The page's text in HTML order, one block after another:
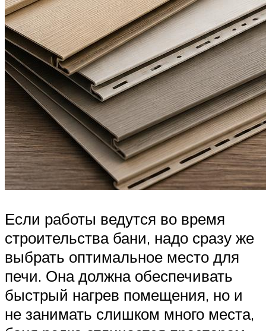
Если работы ведутся во время
строительства бани, надо сразу же
выбрать оптимальное место для
печи. Она должна обеспечивать
быстрый нагрев помещения, но и
не занимать слишком много места,